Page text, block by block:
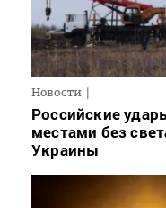
Новости
Российские
местами без
Украины